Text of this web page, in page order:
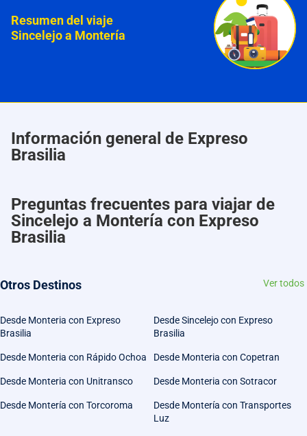
Resumen del viaje
Sincelejo a Montería
Información general de Expreso
Brasilia
Preguntas frecuentes para viajar de
Sincelejo a Montería con Expreso
Brasilia
Otros Destinos Ver todos
Desde Monteria con Expreso
Brasilia
Desde Sincelejo con Expreso
Brasilia
Desde Monteria con Rápido Ochoa Desde Monteria con Copetran
Desde Monteria con Unitransco Desde Monteria con Sotracor
Desde Montería con Torcoroma
Desde Montería con Transportes
Luz